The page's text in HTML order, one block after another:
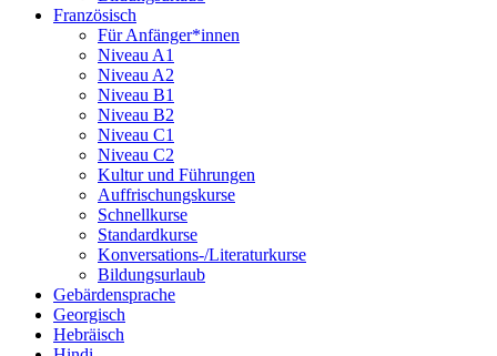
Französisch
Für Anfänger*innen
Niveau A1
Niveau A2
Niveau B1
Niveau B2
Niveau C1
Niveau C2
Kultur und Führungen
Auffrischungskurse
Schnellkurse
Standardkurse
Konversations-/Literaturkurse
Bildungsurlaub
Gebärdensprache
Georgisch
Hebräisch